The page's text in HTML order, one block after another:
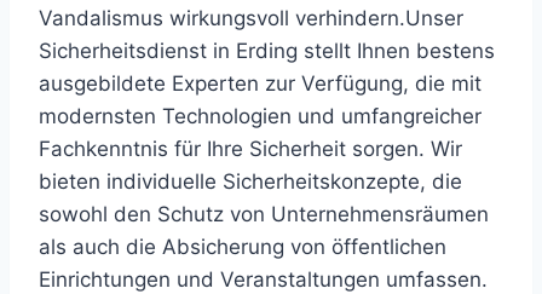
Vandalismus wirkungsvoll verhindern.Unser
Sicherheitsdienst in Erding stellt Ihnen bestens
ausgebildete Experten zur Verfügung, die mit
modernsten Technologien und umfangreicher
Fachkenntnis für Ihre Sicherheit sorgen. Wir
bieten individuelle Sicherheitskonzepte, die
sowohl den Schutz von Unternehmensräumen
als auch die Absicherung von öffentlichen
Einrichtungen und Veranstaltungen umfassen.